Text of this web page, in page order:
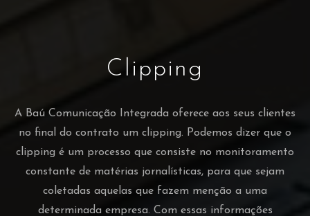
Clipping
A Baú Comunicação Integrada oferece aos seus clientes
no final do contrato um clipping. Podemos dizer que o
clipping é um processo que consiste no monitoramento
constante de matérias jornalísticas, para que sejam
coletadas aquelas que fazem menção a uma
determinada empresa. Com essas informações